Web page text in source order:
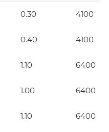
0.30 4100
0.40 4100
1.10 6400
1.00 6400
1.10 6400